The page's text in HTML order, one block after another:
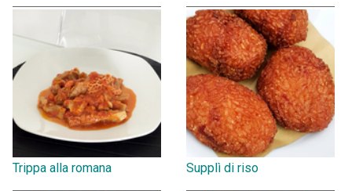
Trippa alla romana Supplì di riso